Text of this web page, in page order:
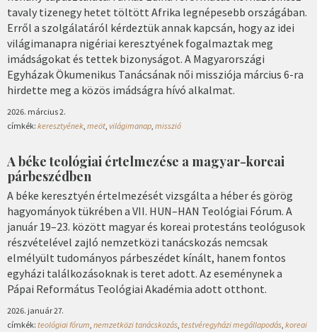
tavaly tizenegy hetet töltött Afrika legnépesebb országában.
Erről a szolgálatáról kérdeztük annak kapcsán, hogy az idei
világimanapra nigériai keresztyének fogalmaztak meg
imádságokat és tettek bizonyságot. A Magyarországi
Egyházak Ökumenikus Tanácsának női missziója március 6-ra
hirdette meg a közös imádságra hívó alkalmat.
2026. március 2.
címkék: keresztyének, meöt, világimanap, misszió
A béke teológiai értelmezése a magyar-koreai
párbeszédben
A béke keresztyén értelmezését vizsgálta a héber és görög
hagyományok tükrében a VII. HUN–HAN Teológiai Fórum. A
január 19–23. között magyar és koreai protestáns teológusok
részvételével zajló nemzetközi tanácskozás nemcsak
elmélyült tudományos párbeszédet kínált, hanem fontos
egyházi találkozásoknak is teret adott. Az eseménynek a
Pápai Református Teológiai Akadémia adott otthont.
2026. január 27.
címkék: teológiai fórum nemzetközi tanácskozás testvéregyházi megállapodás koreai